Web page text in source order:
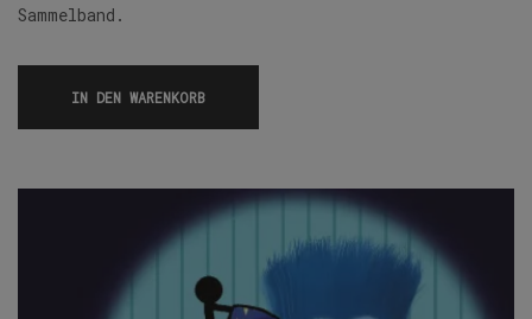
Sammelband.
IN DEN WARENKORB